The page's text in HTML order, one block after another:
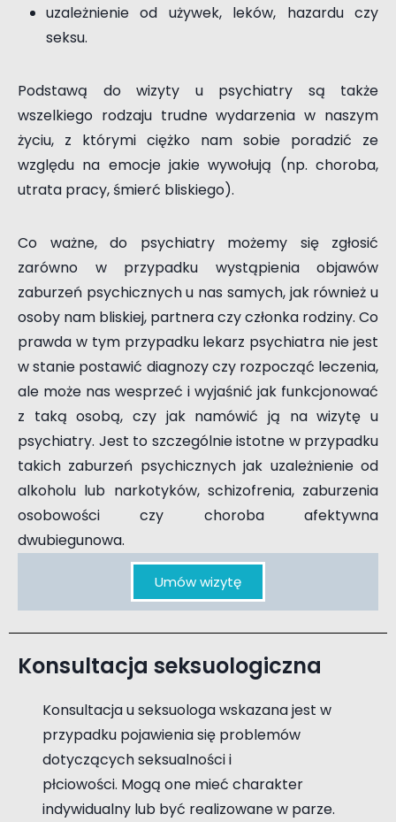
uzależnienie od używek, leków, hazardu czy
seksu.
Podstawą do wizyty u psychiatry są także
wszelkiego rodzaju trudne wydarzenia w naszym
życiu, z którymi ciężko nam sobie poradzić ze
względu na emocje jakie wywołują (np. choroba,
utrata pracy, śmierć bliskiego).
Co ważne, do psychiatry możemy się zgłosić
zarówno w przypadku wystąpienia objawów
zaburzeń psychicznych u nas samych, jak również u
osoby nam bliskiej, partnera czy członka rodziny. Co
prawda w tym przypadku lekarz psychiatra nie jest
w stanie postawić diagnozy czy rozpocząć leczenia,
ale może nas wesprzeć i wyjaśnić jak funkcjonować
z taką osobą, czy jak namówić ją na wizytę u
psychiatry. Jest to szczególnie istotne w przypadku
takich zaburzeń psychicznych jak uzależnienie od
alkoholu lub narkotyków, schizofrenia, zaburzenia
osobowości czy choroba afektywna
dwubiegunowa.
Umów wizytę
Konsultacja seksuologiczna
Konsultacja u seksuologa wskazana jest w
przypadku pojawienia się problemów
dotyczących seksualności i
płciowości. Mogą one mieć charakter
indywidualny lub być realizowane w parze.